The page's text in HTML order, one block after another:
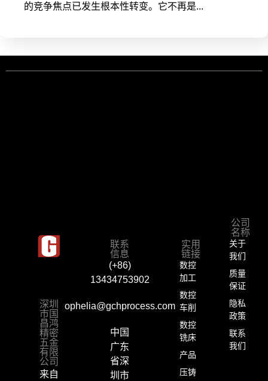
的竞争焦点已发生根本性转变。它不再是...
深圳
市国
昌鸿
精密
五金
有限
公司
来自
联系
信息
(+86)
13434753902
ophelia@gchprocess.com
中国
广东
省深
圳市
实用
链接
数控
加工
数控
车削
数控
铣床
产品
压铸
公司
名称
关于
我们
质量
保证
隐私
政策
联系
我们